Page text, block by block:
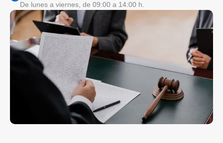
De lunes a viernes, de 09:00 a 14:00 h.